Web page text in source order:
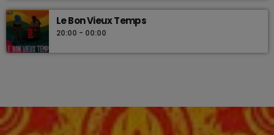
Le Bon Vieux Temps
20:00 - 00:00